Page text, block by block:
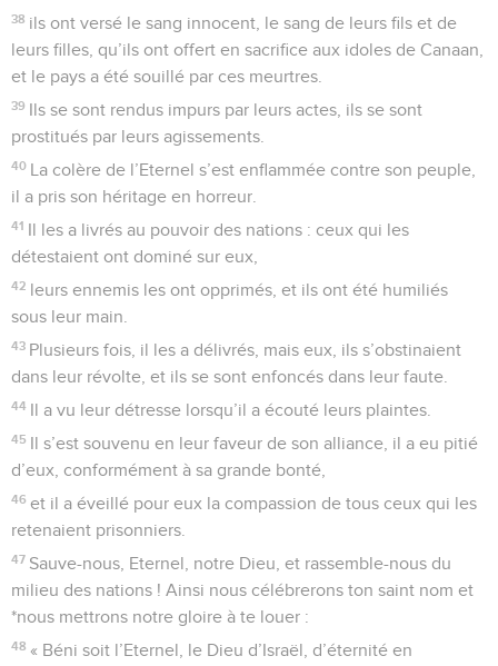
38 ils ont versé le sang innocent, le sang de leurs fils et de
leurs filles, qu’ils ont offert en sacrifice aux idoles de Canaan,
et le pays a été souillé par ces meurtres.
39 Ils se sont rendus impurs par leurs actes, ils se sont
prostitués par leurs agissements.
40 La colère de l’Eternel s’est enflammée contre son peuple,
il a pris son héritage en horreur.
41 Il les a livrés au pouvoir des nations : ceux qui les
détestaient ont dominé sur eux,
42 leurs ennemis les ont opprimés, et ils ont été humiliés
sous leur main.
43 Plusieurs fois, il les a délivrés, mais eux, ils s’obstinaient
dans leur révolte, et ils se sont enfoncés dans leur faute.
44 Il a vu leur détresse lorsqu’il a écouté leurs plaintes.
45 Il s’est souvenu en leur faveur de son alliance, il a eu pitié
d’eux, conformément à sa grande bonté,
46 et il a éveillé pour eux la compassion de tous ceux qui les
retenaient prisonniers.
47 Sauve-nous, Eternel, notre Dieu, et rassemble-nous du
milieu des nations ! Ainsi nous célébrerons ton saint nom et
*nous mettrons notre gloire à te louer :
48 « Béni soit l’Eternel, le Dieu d’Israël, d’éternité en